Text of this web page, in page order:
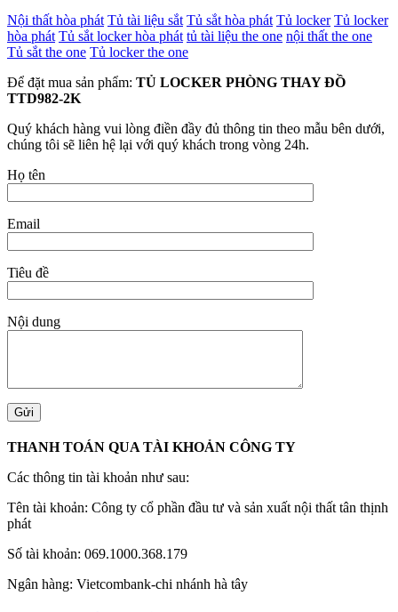
Nội thất hòa phát Tủ tài liệu sắt Tủ sắt hòa phát Tủ locker Tủ locker
hòa phát Tủ sắt locker hòa phát tủ tài liệu the one nội thất the one
Tủ sắt the one Tủ locker the one
Để đặt mua sản phẩm: TỦ LOCKER PHÒNG THAY ĐỒ
TTD982-2K
Quý khách hàng vui lòng điền đầy đủ thông tin theo mẫu bên dưới,
chúng tôi sẽ liên hệ lại với quý khách trong vòng 24h.
Họ tên
Email
Tiêu đề
Nội dung
THANH TOÁN QUA TÀI KHOẢN CÔNG TY
Các thông tin tài khoản như sau:
Tên tài khoản: Công ty cổ phần đầu tư và sản xuất nội thất tân thịnh
phát
Số tài khoản: 069.1000.368.179
Ngân hàng: Vietcombank-chi nhánh hà tây